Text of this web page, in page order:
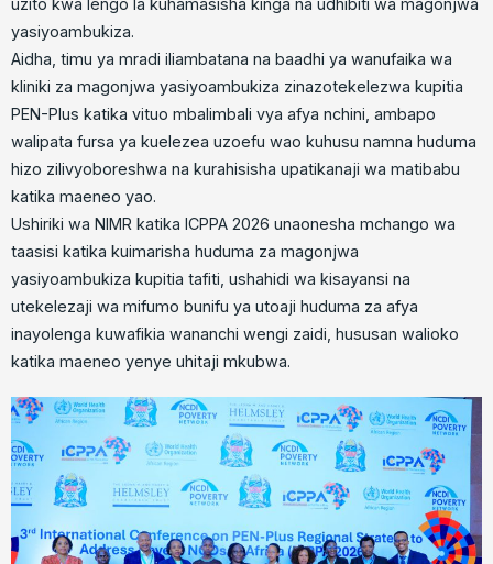
uzito kwa lengo la kuhamasisha kinga na udhibiti wa magonjwa
yasiyoambukiza.
Aidha, timu ya mradi iliambatana na baadhi ya wanufaika wa
kliniki za magonjwa yasiyoambukiza zinazotekelezwa kupitia
PEN-Plus katika vituo mbalimbali vya afya nchini, ambapo
walipata fursa ya kuelezea uzoefu wao kuhusu namna huduma
hizo zilivyoboreshwa na kurahisisha upatikanaji wa matibabu
katika maeneo yao.
Ushiriki wa NIMR katika ICPPA 2026 unaonesha mchango wa
taasisi katika kuimarisha huduma za magonjwa
yasiyoambukiza kupitia tafiti, ushahidi wa kisayansi na
utekelezaji wa mifumo bunifu ya utoaji huduma za afya
inayolenga kuwafikia wananchi wengi zaidi, hususan walioko
katika maeneo yenye uhitaji mkubwa.